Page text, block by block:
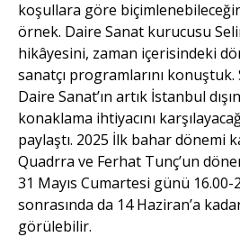
koşullara göre
örnek. Daire Sanat kurucusu
hikâyesini, zaman içerisindeki
sanatçı programlarını
Daire Sanat’ın artık İstanbul
konaklama ihtiyacını
paylaştı. 2025 İlk bahar dönemi
Quadrra ve Ferhat Tunç’un
31 Mayıs Cumartesi günü 16.00-
sonrasında da 14 Haziran’a
görülebilir.